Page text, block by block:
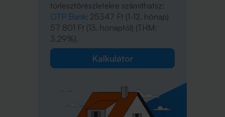
törlesztőrészletekre számíthatsz:
OTP Bank: 25347 Ft (1-12. hónap)
57 801 Ft (13. hónaptól) (THM:
3,29%).
Kalkulátor